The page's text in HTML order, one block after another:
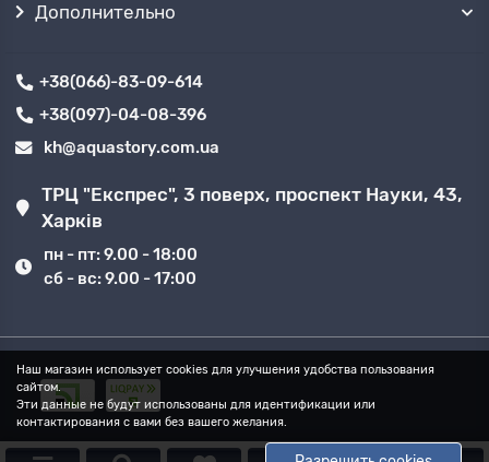
Наш магазин использует cookies для улучшения удобства пользования
сайтом.
Эти данные не будут использованы для идентификации или
контактирования с вами без вашего желания.
Дополнительно
+38(066)-83-09-614
+38(097)-04-08-396
kh@aquastory.com.ua
ТРЦ "Експрес", 3 поверх, проспект Науки, 43,
Харків
пн - пт: 9.00 - 18:00
сб - вс: 9.00 - 17:00